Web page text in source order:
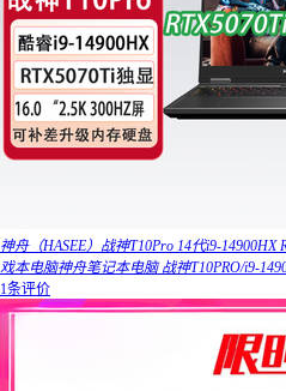
神舟（HASEE）战神T10Pro 14代i9-14900HX
戏本电脑神舟笔记本电脑 战神T10PRO/i9-
1条评价